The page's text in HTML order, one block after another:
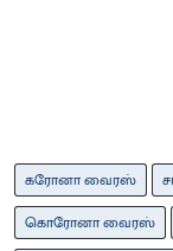
கரோனா வைரஸ்
கொரோனா வைரஸ்